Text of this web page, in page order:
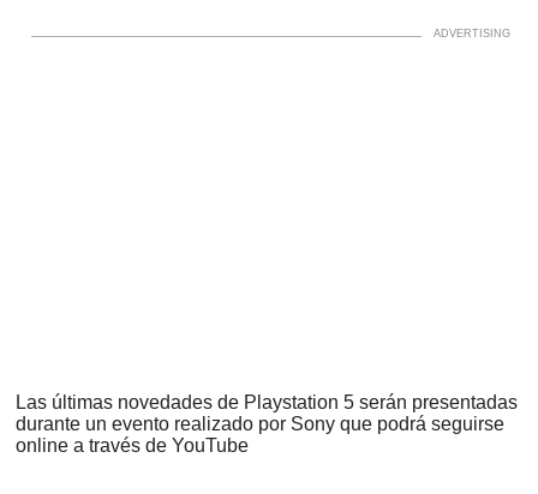
Las últimas novedades de Playstation 5 serán presentadas
durante un evento realizado por Sony que podrá seguirse
online a través de YouTube